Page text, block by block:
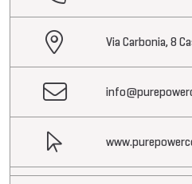
Via Carbonia, 8